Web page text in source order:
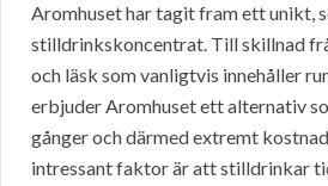
Aromhuset har tagit fram ett unikt,
stilldrinkskoncentrat. Till skillnad
och läsk som vanligtvis innehåller
erbjuder Aromhuset ett alternativ
gånger och därmed extremt
intressant faktor är att stilldrinkar